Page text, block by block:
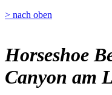
> nach oben
Horseshoe
Canyon am